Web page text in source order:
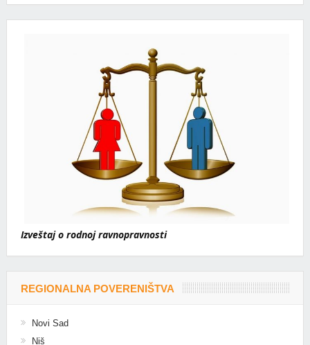
Izveštaj o rodnoj ravnopravnosti
REGIONALNA POVERENIŠTVA
Novi Sad
Niš